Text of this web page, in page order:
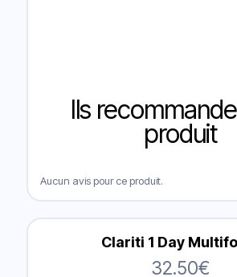
Ils
produit
Aucun avis pour ce produit.
Clariti 1 Day
32.50€